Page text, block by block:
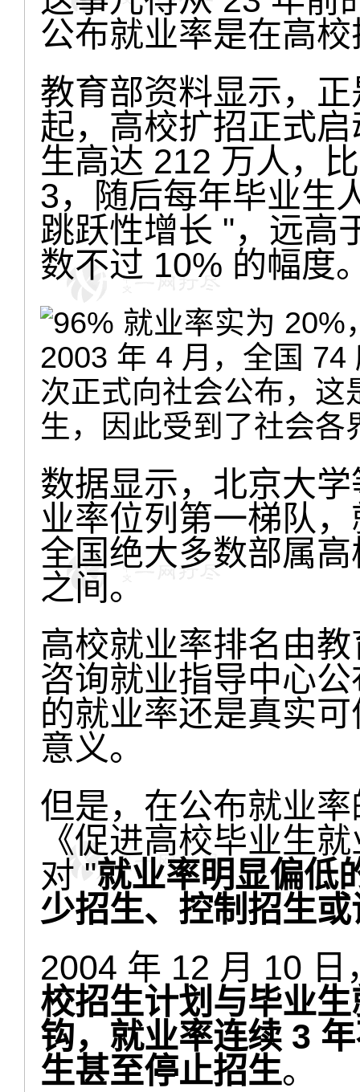
公布就业率是在高
教育部资料显示，
起，高校扩招正式
生高达 212 万人，
3，随后每年毕业生
跳跃性增长 "，远高
数不过 10% 的幅度
2003 年 4 月，全国
次正式向社会公布，这
生，因此受到了社会各
数据显示，北京大
业率位列第一梯队
全国绝大多数部属
之间。
高校就业率排名由
咨询就业指导中心
的就业率还是真实
意义。
但是，在公布就业
《促进高校毕业生
对 "就业率明显偏低
少招生、控制招生
2004 年 12 月 10
校招生计划与毕业
钩，就业率连续 3
生甚至停止招生。